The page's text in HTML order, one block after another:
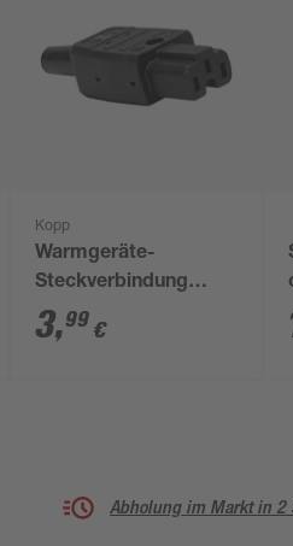
Kopp
Warmgeräte-
Steckverbindung
schwarz
3,99 €
Abholung im Markt in 2